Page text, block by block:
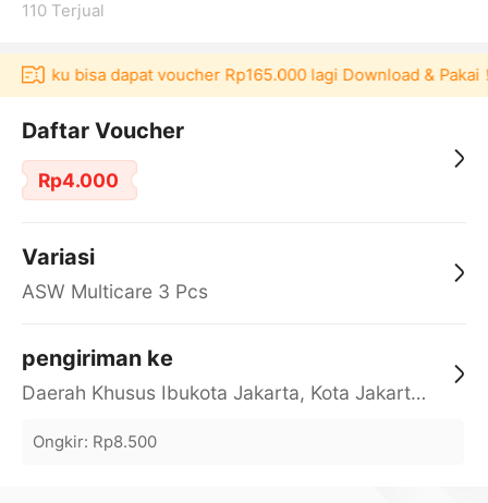
110 Terjual
bisa dapat voucher Rp165.000 lagi Download & Pakai！
Daftar Voucher
Rp4.000
Variasi
ASW Multicare 3 Pcs
pengiriman ke
Daerah Khusus Ibukota Jakarta, Kota Jakarta Barat, Cengkareng, yy
Ongkir: Rp8.500